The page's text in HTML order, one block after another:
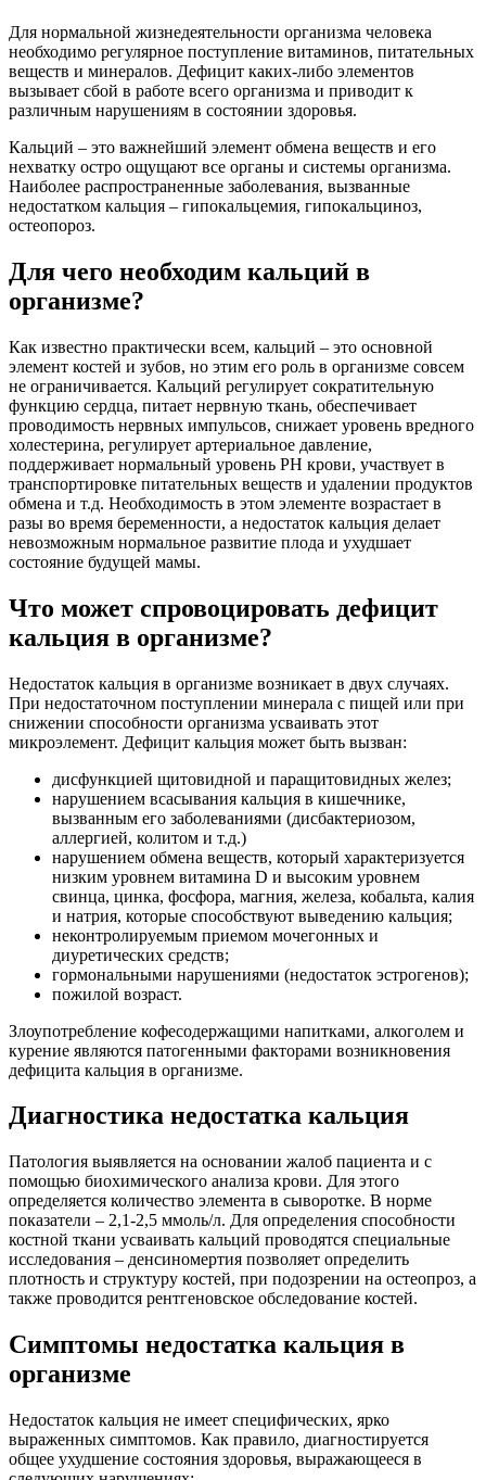
Для нормальной жизнедеятельности организма человека
необходимо регулярное поступление витаминов, питательных
веществ и минералов. Дефицит каких-либо элементов
вызывает сбой в работе всего организма и приводит к
различным нарушениям в состоянии здоровья.
Кальций – это важнейший элемент обмена веществ и его
нехватку остро ощущают все органы и системы организма.
Наиболее распространенные заболевания, вызванные
недостатком кальция – гипокальцемия, гипокальциноз,
остеопороз.
Для чего необходим кальций в
организме?
Как известно практически всем, кальций – это основной
элемент костей и зубов, но этим его роль в организме совсем
не ограничивается. Кальций регулирует сократительную
функцию сердца, питает нервную ткань, обеспечивает
проводимость нервных импульсов, снижает уровень вредного
холестерина, регулирует артериальное давление,
поддерживает нормальный уровень РН крови, участвует в
транспортировке питательных веществ и удалении продуктов
обмена и т.д. Необходимость в этом элементе возрастает в
разы во время беременности, а недостаток кальция делает
невозможным нормальное развитие плода и ухудшает
состояние будущей мамы.
Что может спровоцировать дефицит
кальция в организме?
Недостаток кальция в организме возникает в двух случаях.
При недостаточном поступлении минерала с пищей или при
снижении способности организма усваивать этот
микроэлемент. Дефицит кальция может быть вызван:
дисфункцией щитовидной и паращитовидных желез;
нарушением всасывания кальция в кишечнике,
вызванным его заболеваниями (дисбактериозом,
аллергией, колитом и т.д.)
нарушением обмена веществ, который характеризуется
низким уровнем витамина D и высоким уровнем
свинца, цинка, фосфора, магния, железа, кобальта, калия
и натрия, которые способствуют выведению кальция;
неконтролируемым приемом мочегонных и
диуретических средств;
гормональными нарушениями (недостаток эстрогенов);
пожилой возраст.
Злоупотребление кофесодержащими напитками, алкоголем и
курение являются патогенными факторами возникновения
дефицита кальция в организме.
Диагностика недостатка кальция
Патология выявляется на основании жалоб пациента и с
помощью биохимического анализа крови. Для этого
определяется количество элемента в сыворотке. В норме
показатели – 2,1-2,5 ммоль/л. Для определения способности
костной ткани усваивать кальций проводятся специальные
исследования – денсиномертия позволяет определить
плотность и структуру костей, при подозрении на остеопроз, а
также проводится рентгеновское обследование костей.
Симптомы недостатка кальция в
организме
Недостаток кальция не имеет специфических, ярко
выраженных симптомов. Как правило, диагностируется
общее ухудшение состояния здоровья, выражающееся в